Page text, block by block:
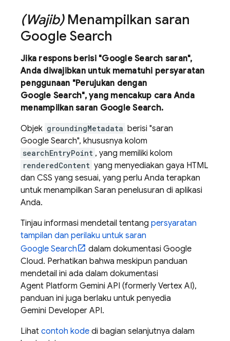
(Wajib)Menampilkan saran
Google Search
Jika respons berisi "Google Search saran",
Anda diwajibkan untuk mematuhi persyaratan
penggunaan "Perujukan dengan
Google Search", yang mencakup cara Anda
menampilkan saran Google Search.
Objek groundingMetadata berisi "saran
Google Search", khususnya kolom
searchEntryPoint , yang memiliki kolom
renderedContent yang menyediakan gaya HTML
dan CSS yang sesuai, yang perlu Anda terapkan
untuk menampilkan Saran penelusuran di aplikasi
Anda.
Tinjau informasi mendetail tentang persyaratan
tampilan dan perilaku untuk saran
Google Search
dalam dokumentasi Google
Cloud. Perhatikan bahwa meskipun panduan
mendetail ini ada dalam dokumentasi
Agent Platform Gemini API (formerly Vertex AI),
panduan ini juga berlaku untuk penyedia
Gemini Developer API.
Lihat contoh kode di bagian selanjutnya dalam